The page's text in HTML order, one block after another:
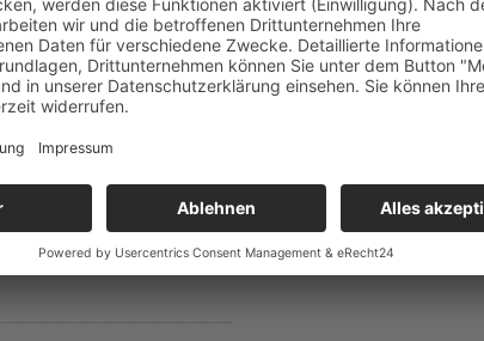
schneller Durchflussreduzierung durch Partikel